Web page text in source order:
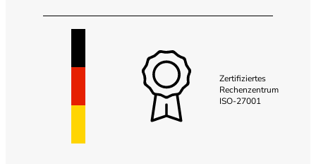
Zertifiziertes
Rechenzentrum
ISO-27001